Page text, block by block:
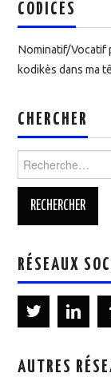
CODICES
Nominatif/Vocatif
kodikès dans ma
CHERCHER
Rechercher :
RÉSEAUX
AUTRES